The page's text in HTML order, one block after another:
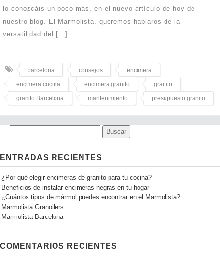
lo conozcáis un poco más, en el nuevo artículo de hoy de
nuestro blog, El Marmolista, queremos hablaros de la
versatilidad del […]
barcelona consejos encimera
encimera cocina encimera granito granito
granito Barcelona mantenimiento presupuesto granito
ENTRADAS RECIENTES
¿Por qué elegir encimeras de granito para tu cocina?
Beneficios de instalar encimeras negras en tu hogar
¿Cuántos tipos de mármol puedes encontrar en el Marmolista?
Marmolista Granollers
Marmolista Barcelona
COMENTARIOS RECIENTES